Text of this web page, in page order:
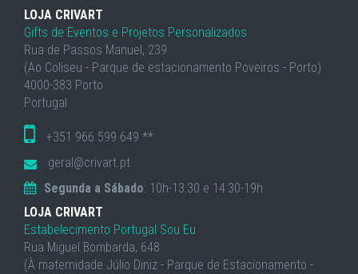
LOJA CRIVART
Gifts de Eventos e Projetos Personalizados
Rua de Passos Manuel, 239
(Ao Coliseu - Parque de estacionamento Poveiros - Porto)
4000-383 Porto
Portugal
+351 966 599 649 **
geral@crivart.pt
Segunda a Sábado: 10h-13:30 e 14:30-19h
LOJA CRIVART
Estabelecimento Portugal Sou Eu
Rua Miguel Bombarda, 648
(À maternidade Júlio Diniz - Parque de Estacionamento -